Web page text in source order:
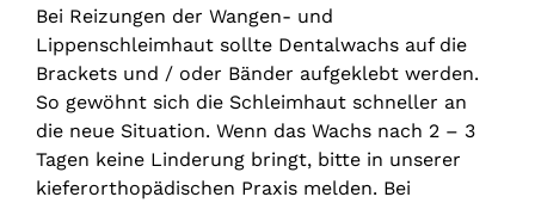
Bei Reizungen der Wangen- und
Lippenschleimhaut sollte Dentalwachs auf die
Brackets und / oder Bänder aufgeklebt werden.
So gewöhnt sich die Schleimhaut schneller an
die neue Situation. Wenn das Wachs nach 2 – 3
Tagen keine Linderung bringt, bitte in unserer
kieferorthopädischen Praxis melden. Bei